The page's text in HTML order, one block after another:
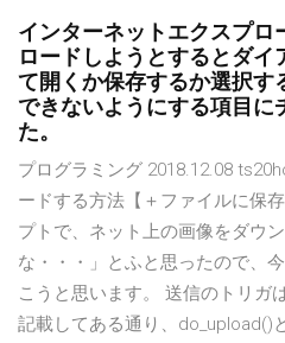
インターネットエクスプ
ロードしようとするとダイ
て開くか保存するか選択す
できないようにする項目に
た。
プログラミング 2018.12.08
ードする方法【＋ファイルに保
プトで、ネット上の画像をダウ
な・・・」とふと思ったので、
こうと思います。 送信のトリガ
記載してある通り、do_upload()